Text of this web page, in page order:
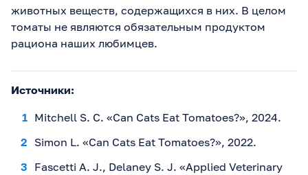
животных веществ, содержащихся в них. В целом
томаты не являются обязательным продуктом
рациона наших любимцев.
Источники:
Mitchell S. C. «Can Cats Eat Tomatoes?», 2024.
Simon L. «Can Cats Eat Tomatoes?», 2022.
Fascetti A. J., Delaney S. J. «Applied Veterinary